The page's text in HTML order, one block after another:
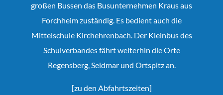
großen Bussen das Busunternehmen Kraus aus
Forchheim zuständig. Es bedient auch die
Mittelschule Kirchehrenbach. Der Kleinbus des
Schulverbandes fährt weiterhin die Orte
Regensberg, Seidmar und Ortspitz an.
[zu den Abfahrtszeiten]